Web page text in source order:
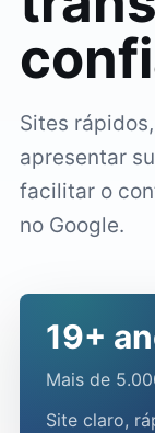
Sites
apresentar
facilitar o
no Google.
19+
Mais de
Site claro,